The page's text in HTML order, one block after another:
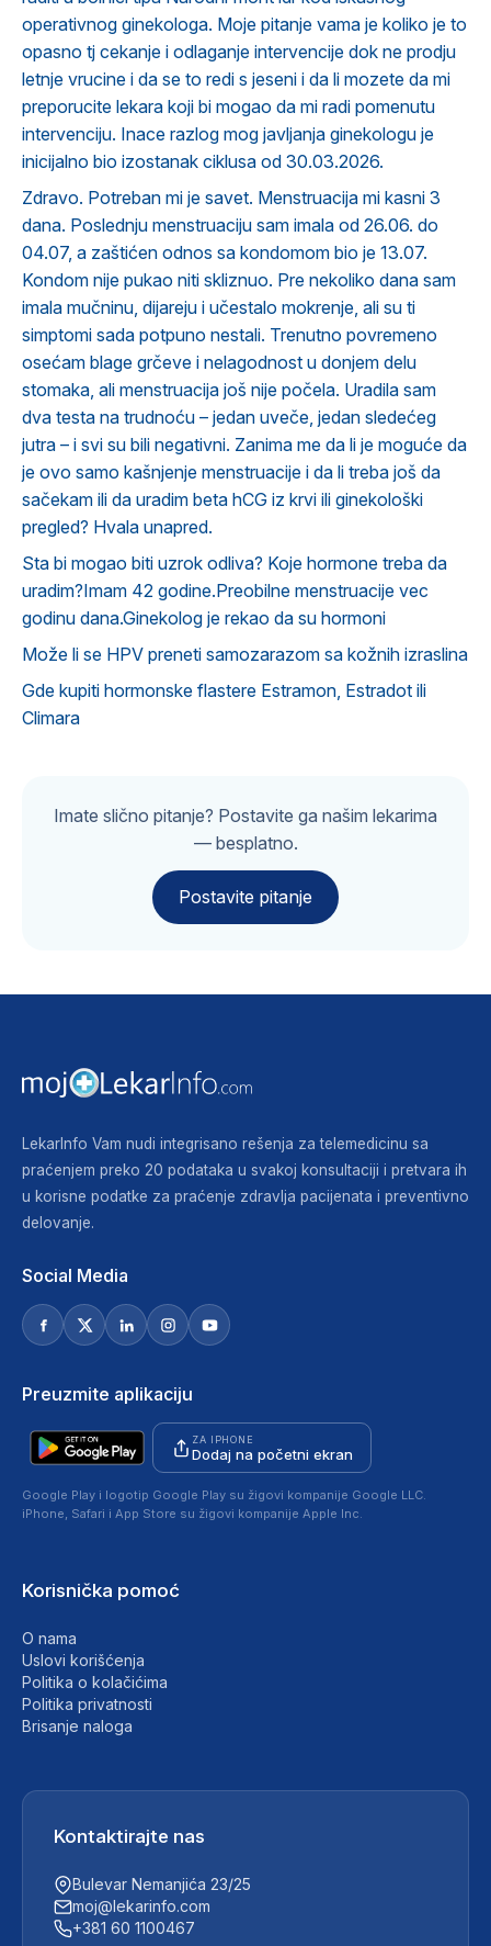
operativnog ginekologa. Moje pitanje vama je koliko je to
opasno tj cekanje i odlaganje intervencije dok ne prodju
letnje vrucine i da se to redi s jeseni i da li mozete da mi
preporucite lekara koji bi mogao da mi radi pomenutu
intervenciju. Inace razlog mog javljanja ginekologu je
inicijalno bio izostanak ciklusa od 30.03.2026.
Zdravo. Potreban mi je savet. Menstruacija mi kasni 3
dana. Poslednju menstruaciju sam imala od 26.06. do
04.07, a zaštićen odnos sa kondomom bio je 13.07.
Kondom nije pukao niti skliznuo. Pre nekoliko dana sam
imala mučninu, dijareju i učestalo mokrenje, ali su ti
simptomi sada potpuno nestali. Trenutno povremeno
osećam blage grčeve i nelagodnost u donjem delu
stomaka, ali menstruacija još nije počela. Uradila sam
dva testa na trudnoću – jedan uveče, jedan sledećeg
jutra – i svi su bili negativni. Zanima me da li je moguće da
je ovo samo kašnjenje menstruacije i da li treba još da
sačekam ili da uradim beta hCG iz krvi ili ginekološki
pregled? Hvala unapred.
Sta bi mogao biti uzrok odliva? Koje hormone treba da
uradim?Imam 42 godine.Preobilne menstruacije vec
godinu dana.Ginekolog je rekao da su hormoni
Može li se HPV preneti samozarazom sa kožnih izraslina
Gde kupiti hormonske flastere Estramon, Estradot ili
Climara
Imate slično pitanje? Postavite ga našim lekarima
— besplatno.
Postavite pitanje
LekarInfo Vam nudi integrisano rešenja za telemedicinu sa
praćenjem preko 20 podataka u svakoj konsultaciji i pretvara ih
u korisne podatke za praćenje zdravlja pacijenata i preventivno
delovanje.
Social Media
Preuzmite aplikaciju
ZA IPHONE
Dodaj na početni ekran
Google Play i logotip Google Play su žigovi kompanije Google LLC.
iPhone, Safari i App Store su žigovi kompanije Apple Inc.
Korisnička pomoć
O nama
Uslovi korišćenja
Politika o kolačićima
Politika privatnosti
Brisanje naloga
Kontaktirajte nas
Bulevar Nemanjića 23/25
moj@lekarinfo.com
+381 60 1100467